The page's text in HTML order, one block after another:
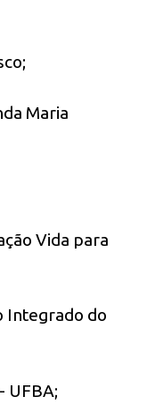
Maria
Vida para
Integrado do
UFBA;